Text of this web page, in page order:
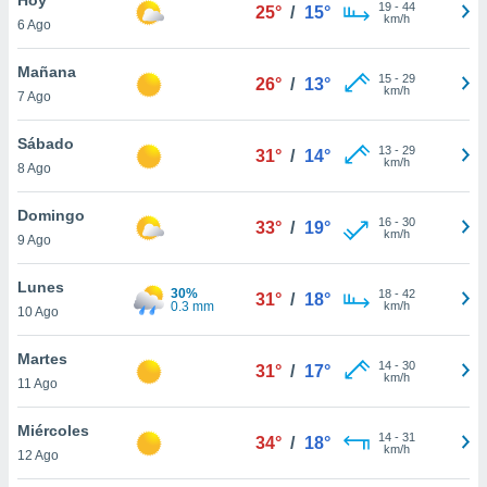
y
en
más
de
6 Ago
25° / 15° 19- 44
km/h
Mañana
7 Ago
26° / 13° 15- 29
km/h
Sábado
8 Ago
31° / 14° 13- 29
km/h
Domingo
9 Ago
33° / 19° 16- 30
km/h
Lunes
10 Ago
30%
0.3 mm
31° / 18° 18- 42
km/h
Martes
11 Ago
31° / 17° 14- 30
km/h
Miércoles
12 Ago
34° / 18° 14- 31
km/h